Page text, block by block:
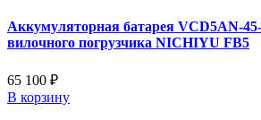
Аккумуляторная батарея VCD5AN-
вилочного погрузчика NICHIYU FB5
65 100 ₽
В корзину